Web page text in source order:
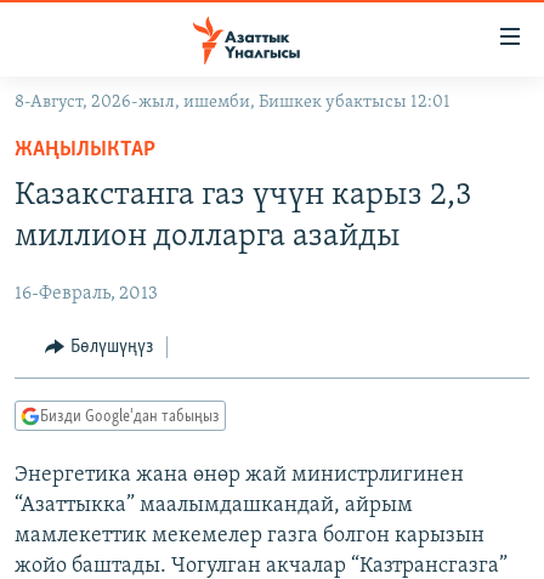
Навигацияга
өтүңүз
Издөөгө
салыңыз
ЭКОНОМИКА
МАДАНИЯТ
БОРБОР АЗИЯ
АТАЙЫН ИЛИКТӨӨ
ТВ ПРОГРАММАЛАР
ЭКСПЕРТТЕР ТАЛДАЙТ
БИЗ ЖАНА ДҮЙНӨ
ЭЖЕ-СИҢДИЛЕР
ӨЗГӨЧӨ ПИКИР
Русский
ОНЛАЙН ШЕРИНЕ
8-Август, 2026-жыл, ишемби, Бишкек убактысы 12:01
ЖАҢЫЛЫКТАР
Казакстанга газ үчүн карыз 2,3
миллион долларга азайды
16-Февраль, 2013
Бөлүшүңүз
Бизди Google'дан табыңыз
Энергетика жана өнөр жай министрлигинен
“Азаттыкка” маалымдашкандай, айрым
мамлекеттик мекемелер газга болгон карызын
жойо баштады. Чогулган акчалар “Казтрансгазга”